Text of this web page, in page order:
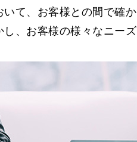
て、お客様との間で確
、お客様の様々なニー